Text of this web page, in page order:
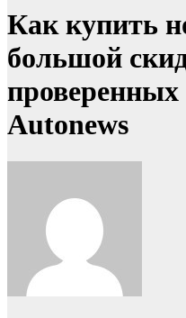
Как купить
большой
проверенных
Autonews